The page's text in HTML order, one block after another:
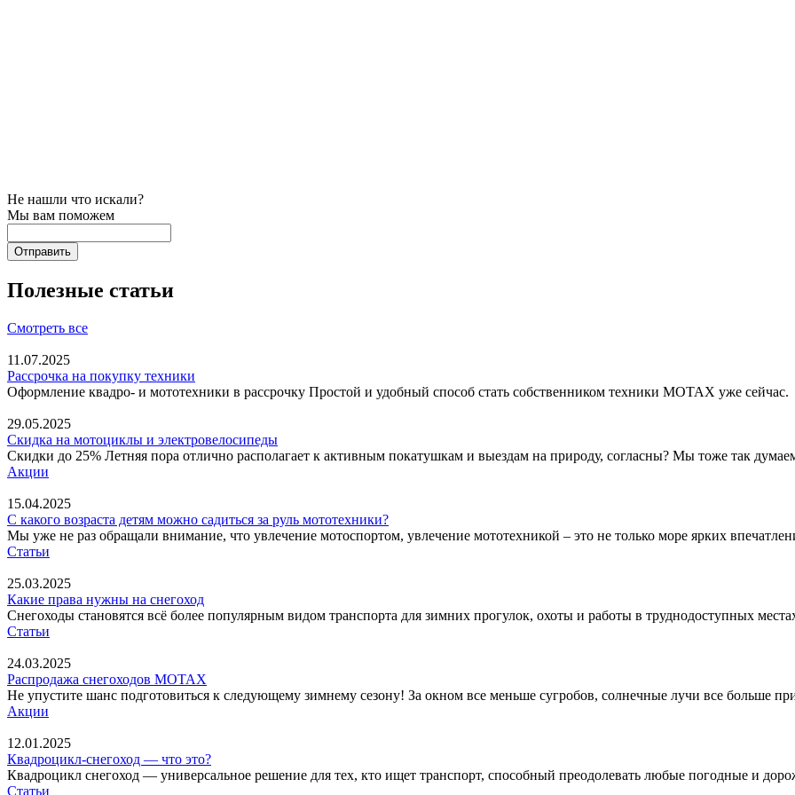
Не нашли что искали?
Мы вам поможем
Полезные статьи
Смотреть все
11.07.2025
Рассрочка на покупку техники
Оформление квадро- и мототехники в рассрочку Простой и удобный способ стать собственником техники MOTAX уже
29.05.2025
Скидка на мотоциклы и электровелосипеды
Скидки до 25% Летняя пора отлично располагает к активным покатушкам и выездам на природу, согласны? Мы тоже так
Акции
15.04.2025
С какого возраста детям можно садиться за руль мототехники?
Мы уже не раз обращали внимание, что увлечение мотоспортом, увлечение мототехникой – это не только море ярких
Статьи
25.03.2025
Какие права нужны на снегоход
Снегоходы становятся всё более популярным видом транспорта для зимних прогулок, охоты и работы в труднодоступных
Статьи
24.03.2025
Распродажа снегоходов MOTAX
Не упустите шанс подготовиться к следующему зимнему сезону! За окном все меньше сугробов, солнечные лучи все больше
Акции
12.01.2025
Квадроцикл-снегоход — что это?
Квадроцикл снегоход — универсальное решение для тех, кто ищет транспорт, способный преодолевать любые погодные и
Статьи